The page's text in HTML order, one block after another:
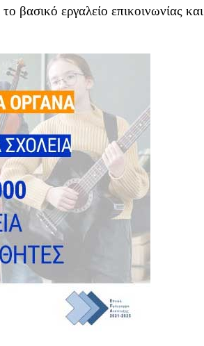
βασικό εργαλείο επικοινωνίας και